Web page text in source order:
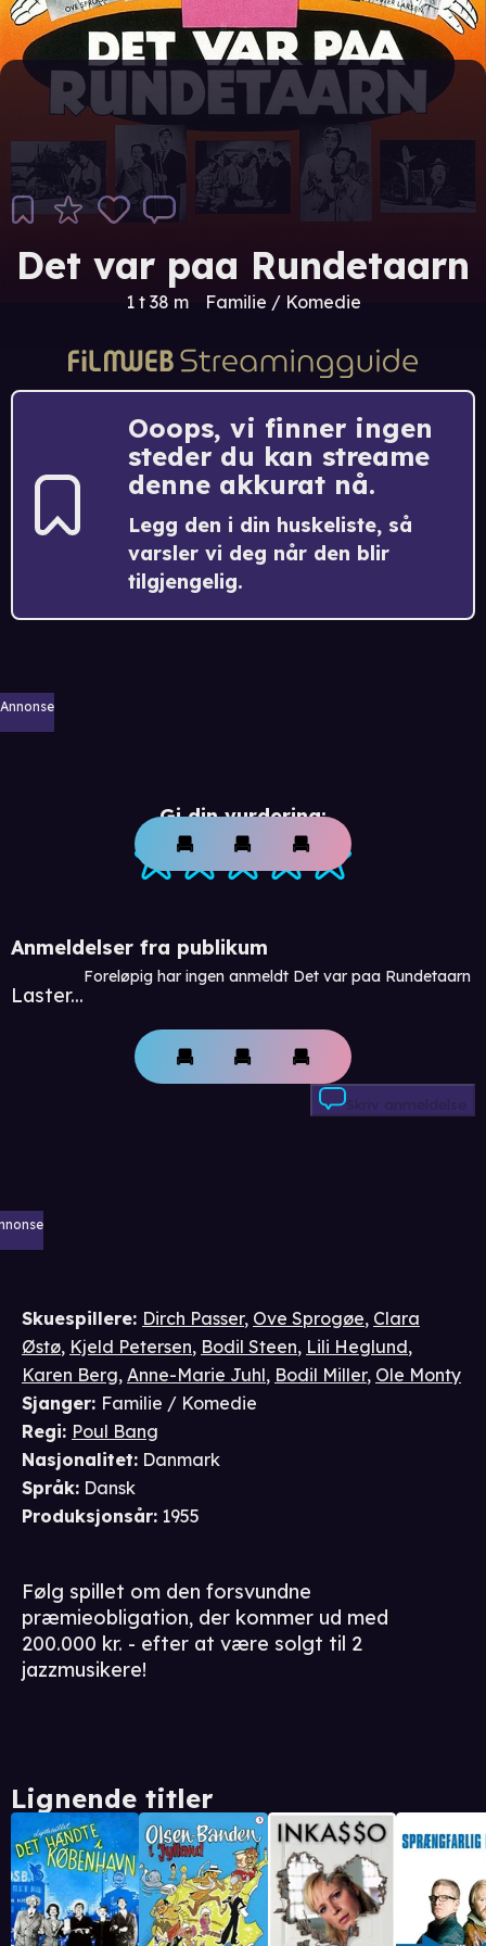
Det var paa Rundetaarn
1 t 38 m Familie / Komedie
Ooops, vi finner ingen
steder du kan streame
denne akkurat nå.
Legg den i din huskeliste, så
varsler vi deg når den blir
tilgjengelig.
Annonse
Gi din vurdering:
Anmeldelser fra publikum
Laster...
Foreløpig har ingen anmeldt Det var paa Rundetaarn
Skriv anmeldelse
Skuespillere: Dirch Passer, Ove Sprogøe, Clara
Østø, Kjeld Petersen, Bodil Steen, Lili Heglund,
Karen Berg, Anne-Marie Juhl, Bodil Miller, Ole Monty
Sjanger: Familie / Komedie
Regi: Poul Bang
Nasjonalitet: Danmark
Språk: Dansk
Produksjonsår: 1955
Følg spillet om den forsvundne
præmieobligation, der kommer ud med
200.000 kr. - efter at være solgt til 2
jazzmusikere!
Lignende titler